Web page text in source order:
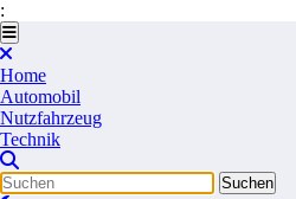
:
Zum
Inhalt
springen
Home
Automobil
Nutzfahrzeug
Technik